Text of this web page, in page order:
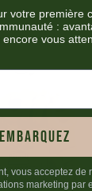
votre première
:
vous
embarquez
vous acceptez de
marketing par